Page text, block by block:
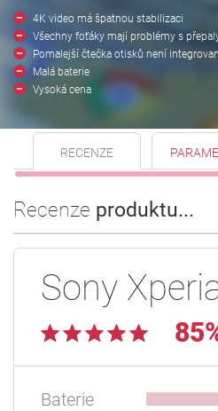
4K video má špatnou stabilizaci
Všechny foťáky mají problémy s
Pomalejší čtečka otisků není
Malá baterie
Vysoká cena
RECENZE
Recenze produktu...
Sony
Baterie